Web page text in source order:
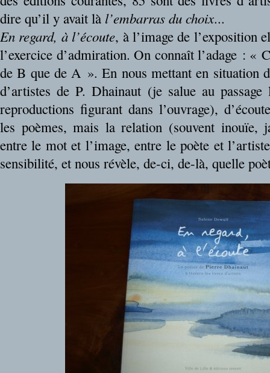
dire qu’il y avait là l’embarras du choix...
En regard, à l’écoute, à l’image de l’exposition
l’exercice d’admiration. On connaît l’adage : «
de B que de A ». En nous mettant en situation
d’artistes de P. Dhainaut (je salue au
reproductions figurant dans l’ouvrage),
les poèmes, mais la relation (souvent inouïe,
entre le mot et l’image, entre le poète et
sensibilité, et nous révèle, de-ci, de-là, quelle